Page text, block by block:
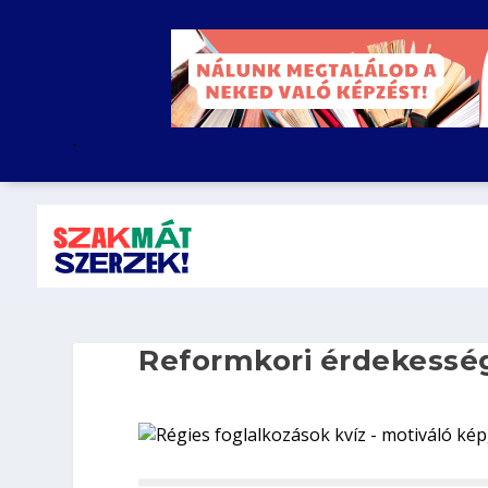
.
Reformkori